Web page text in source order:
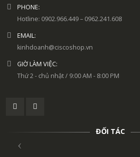
PHONE:
Hotline: 0902.966.449 – 0962.241.608
EMAIL:
kinhdoanh@ciscoshop.vn
GIỜ LÀM VIỆC:
Thứ 2 - chủ nhật / 9:00 AM - 8:00 PM
ĐỐI TÁC